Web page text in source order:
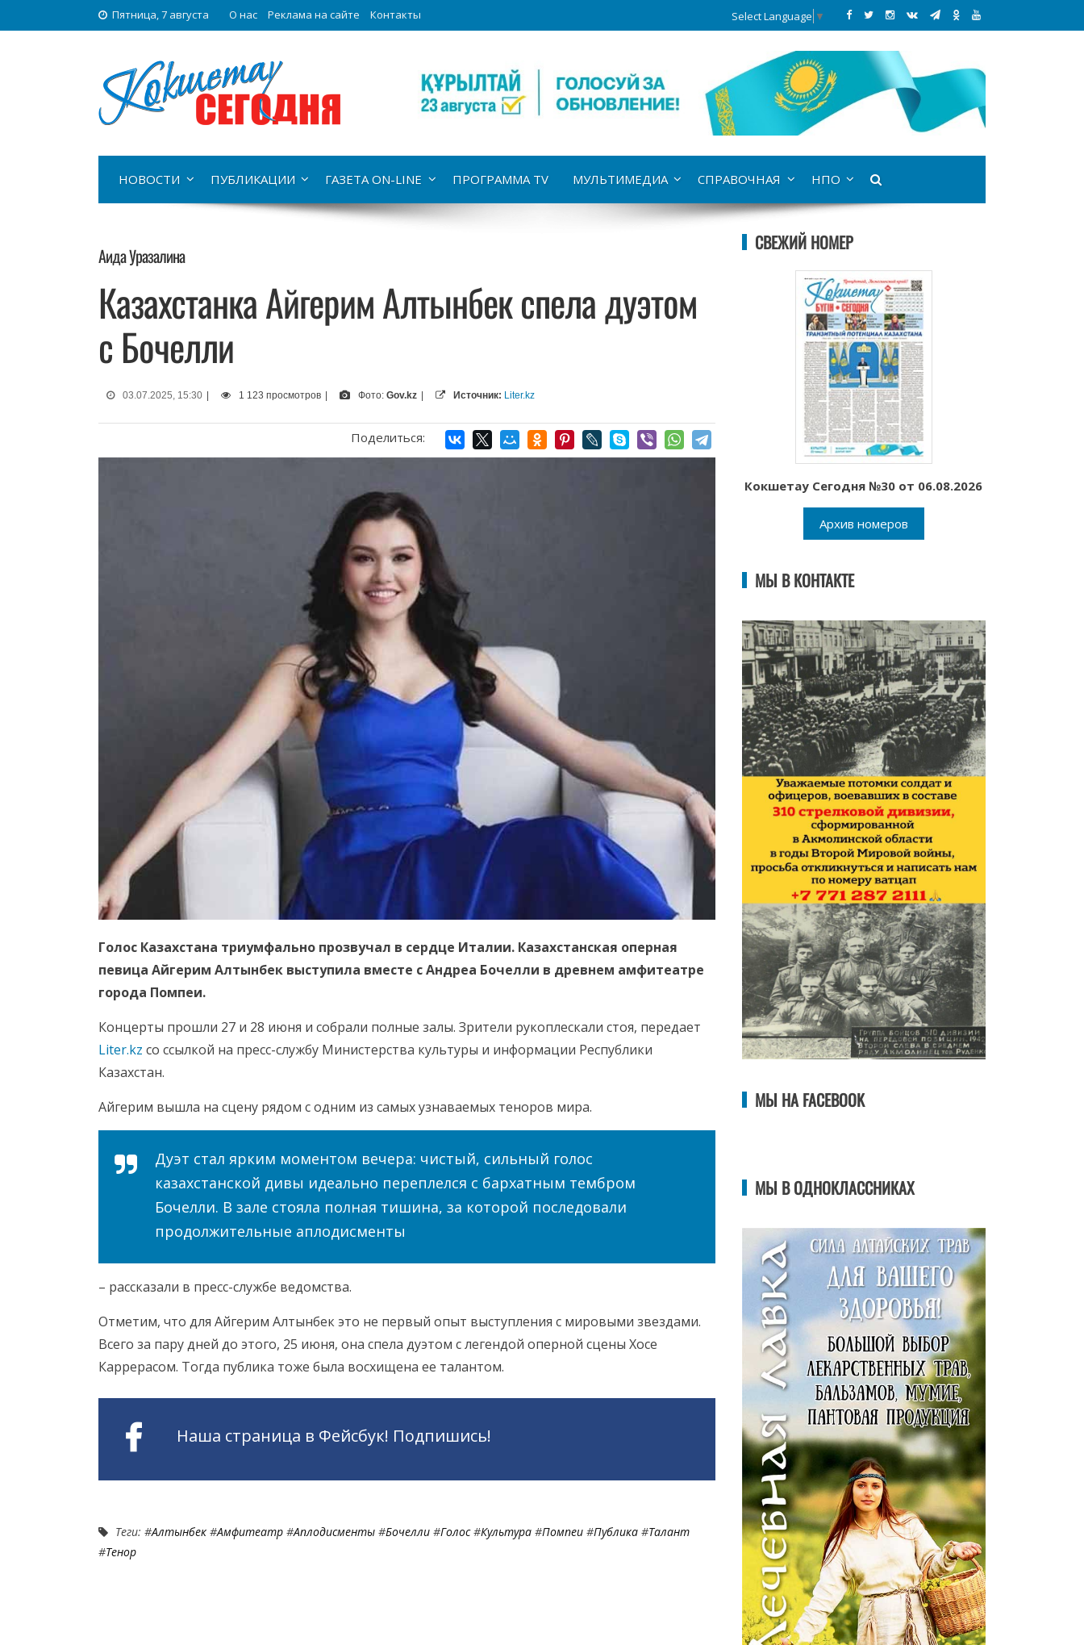
Пятница, 7 августа О нас Реклама на сайте Контакты Select Language ▼
НОВОСТИ ПУБЛИКАЦИИ ГАЗЕТА ON-LINE ПРОГРАММА TV МУЛЬТИМЕДИА СПРАВОЧНАЯ НПО
Аида Уразалина
Казахстанка Айгерим Алтынбек спела дуэтом
с Бочелли
03.07.2025, 15:30 | 1 123 просмотров | Фото: Gov.kz | Источник: Liter.kz
Поделиться:
Голос Казахстана триумфально прозвучал в сердце Италии. Казахстанская оперная
певица Айгерим Алтынбек выступила вместе с Андреа Бочелли в древнем амфитеатре
города Помпеи.
Концерты прошли 27 и 28 июня и собрали полные залы. Зрители рукоплескали стоя, передает
Liter.kz со ссылкой на пресс-службу Министерства культуры и информации Республики
Казахстан.
Айгерим вышла на сцену рядом с одним из самых узнаваемых теноров мира.
Дуэт стал ярким моментом вечера: чистый, сильный голос
казахстанской дивы идеально переплелся с бархатным тембром
Бочелли. В зале стояла полная тишина, за которой последовали
продолжительные аплодисменты
– рассказали в пресс-службе ведомства.
Отметим, что для Айгерим Алтынбек это не первый опыт выступления с мировыми звездами.
Всего за пару дней до этого, 25 июня, она спела дуэтом с легендой оперной сцены Хосе
Каррерасом. Тогда публика тоже была восхищена ее талантом.
Наша страница в Фейсбук! Подпишись!
Теги: #Алтынбек #Амфитеатр #Аплодисменты #Бочелли #Голос#Культура #Помпеи #Публика #Талант
#Тенор
СВЕЖИЙ НОМЕР
Кокшетау Сегодня №30 от 06.08.2026
Архив номеров
МЫ В КОНТАКТЕ
МЫ НА FACEBOOK
МЫ В ОДНОКЛАССНИКАХ